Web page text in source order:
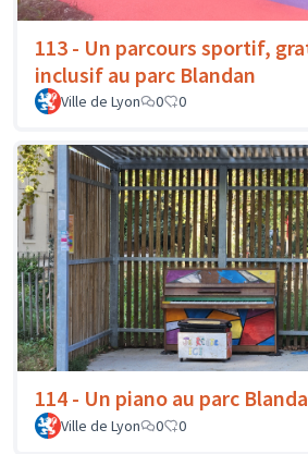
113 - Un parcours sportif,
inclusif au parc Blandan
Ville de Lyon 0 0
114 - Un piano au parc
Ville de Lyon
0 0